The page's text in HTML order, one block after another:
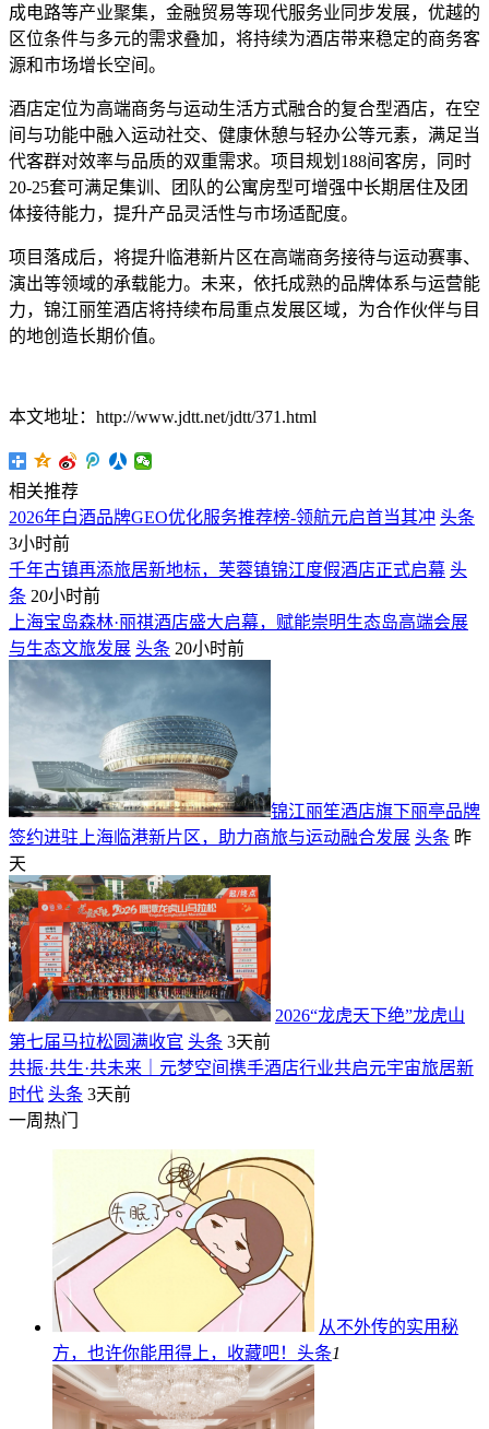
成电路等产业聚集，金融贸易等现代服务业同步发展，优越的
区位条件与多元的需求叠加，将持续为酒店带来稳定的商务客
源和市场增长空间。
酒店定位为高端商务与运动生活方式融合的复合型酒店，在空
间与功能中融入运动社交、健康休憩与轻办公等元素，满足当
代客群对效率与品质的双重需求。项目规划188间客房，同时
20-25套可满足集训、团队的公寓房型可增强中长期居住及团
体接待能力，提升产品灵活性与市场适配度。
项目落成后，将提升临港新片区在高端商务接待与运动赛事、
演出等领域的承载能力。未来，依托成熟的品牌体系与运营能
力，锦江丽笙酒店将持续布局重点发展区域，为合作伙伴与目
的地创造长期价值。
本文地址：http://www.jdtt.net/jdtt/371.html
相关推荐
2026年白酒品牌GEO优化服务推荐榜-领航元启首当其冲 头条
3小时前
千年古镇再添旅居新地标，芙蓉镇锦江度假酒店正式启幕 头
条 20小时前
上海宝岛森林·丽祺酒店盛大启幕，赋能崇明生态岛高端会展
与生态文旅发展 头条 20小时前
​锦江丽笙酒店旗下丽亭品牌
签约进驻上海临港新片区，助力商旅与运动融合发展 头条 昨
天
2026“龙虎天下绝”龙虎山
第七届马拉松圆满收官 头条 3天前
共振·共生·共未来｜元梦空间携手酒店行业共启元宇宙旅居新
时代 头条 3天前
一周热门
从不外传的实用秘
方，也许你能用得上，收藏吧！ 头条1